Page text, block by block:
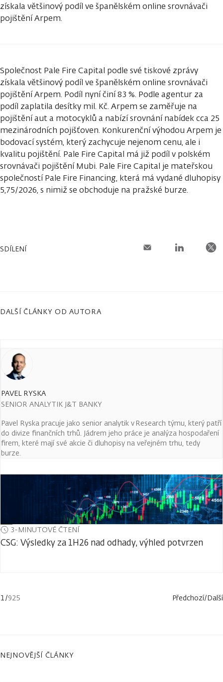
získala většinový podíl ve španělském online srovnávači
pojištění Arpem.
Společnost Pale Fire Capital podle své tiskové zprávy
získala většinový podíl ve španělském online srovnávači
pojištění Arpem. Podíl nyní činí 83 %. Podle agentur za
podíl zaplatila desítky mil. Kč. Arpem se zaměřuje na
pojištění aut a motocyklů a nabízí srovnání nabídek cca 25
mezinárodních pojišťoven. Konkurenční výhodou Arpem je
bodovací systém, který zachycuje nejenom cenu, ale i
kvalitu pojištění. Pale Fire Capital má již podíl v polském
srovnávači pojištění Mubi. Pale Fire Capital je mateřskou
společností Pale Fire Financing, která má vydané dluhopisy
5,75/2026, s nimiž se obchoduje na pražské burze.
SDÍLENÍ
DALŠÍ ČLÁNKY OD AUTORA
PAVEL RYSKA
SENIOR ANALYTIK J&T BANKY
Pavel Ryska pracuje jako senior analytik v Research týmu, který patří
do divize finančních trhů. Jádrem jeho práce je analýza hospodaření
firem, které mají své akcie či dluhopisy na veřejném trhu, tedy
burze.
3-MINUTOVÉ ČTENÍ
CSG: Výsledky za 1H26 nad odhady, výhled potvrzen
1/925 Předchozí/Další
NEJNOVĚJŠÍ ČLÁNKY